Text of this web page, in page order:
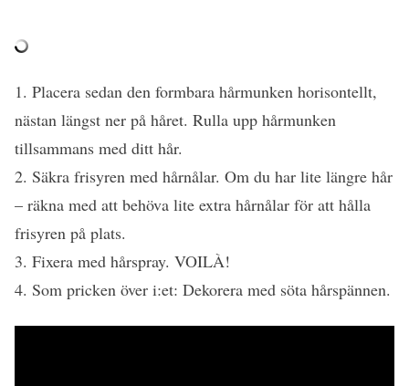
1. Placera sedan den formbara hårmunken horisontellt,
nästan längst ner på håret. Rulla upp hårmunken
tillsammans med ditt hår.
2. Säkra frisyren med hårnålar. Om du har lite längre hår
– räkna med att behöva lite extra hårnålar för att hålla
frisyren på plats.
3. Fixera med hårspray. VOILÀ!
4. Som pricken över i:et: Dekorera med söta hårspännen.